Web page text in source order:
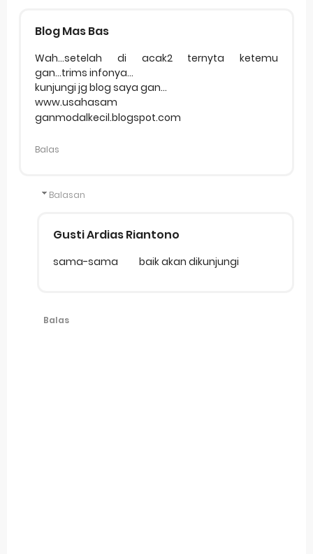
Blog Mas Bas
Wah...setelah di acak2 ternyta ketemu
gan...trims infonya...
kunjungi jg blog saya gan...
www.usahasam
ganmodalkecil.blogspot.com
Balas
Balasan
Gusti Ardias Riantono
sama-sama baik akan dikunjungi
Balas